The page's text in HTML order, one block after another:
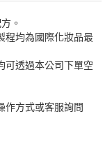
。
程均為國際化妝品最
可透過本公司下單空
作方式或客服詢問